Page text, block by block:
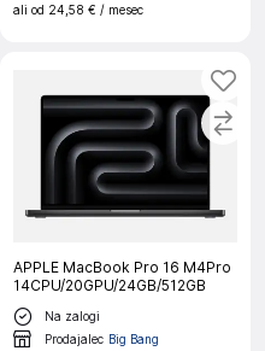
ali od 24,58 € / mesec
APPLE MacBook Pro 16 M4Pro
14CPU/20GPU/24GB/512GB
Na zalogi
Prodajalec Big Bang